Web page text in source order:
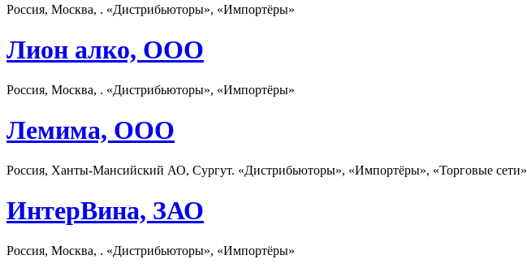
Россия, Москва, . «Дистрибьюторы», «Импортёры»
Лион алко, ООО
Россия, Москва, . «Дистрибьюторы», «Импортёры»
Лемима, ООО
Россия, Ханты-Мансийский АО, Сургут. «Дистрибьюторы», «Импортёры», «Торговые сети»
ИнтерВина, ЗАО
Россия, Москва, . «Дистрибьюторы», «Импортёры»